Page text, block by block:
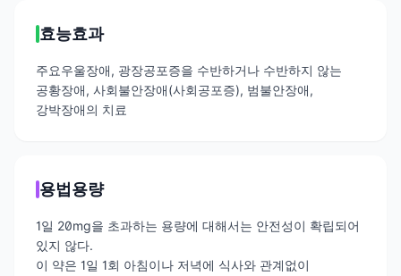
효능효과
주요우울장애, 광장공포증을 수반하거나 수반하지 않는
공황장애, 사회불안장애(사회공포증), 범불안장애,
강박장애의 치료
용법용량
1일 20mg을 초과하는 용량에 대해서는 안전성이 확립되어
있지 않다.
이 약은 1일 1회 아침이나 저녁에 식사와 관계없이